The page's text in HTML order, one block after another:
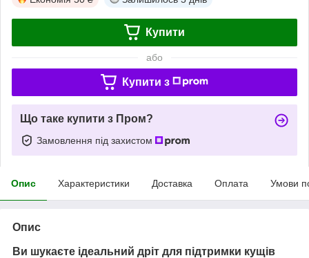
Купити
або
Купити з
Що таке купити з Пром?
Замовлення під захистом
Опис Характеристики Доставка Оплата Умови
Опис
Ви шукаєте ідеальний дріт для підтримки кущів